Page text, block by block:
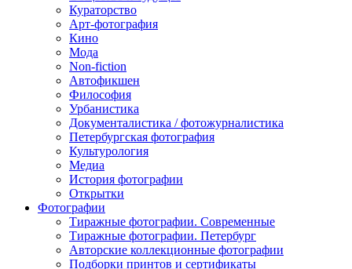
Кураторство
Арт-фотография
Кино
Мода
Non-fiction
Автофикшен
Философия
Урбанистика
Документалистика / фотожурналистика
Петербургская фотография
Культурология
Медиа
История фотографии
Открытки
Фотографии
Тиражные фотографии. Современные
Тиражные фотографии. Петербург
Авторские коллекционные фотографии
Подборки принтов и сертификаты